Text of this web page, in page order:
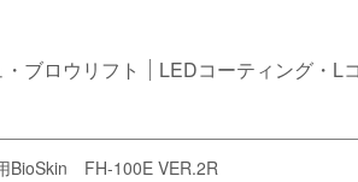
ブロウリフト LEDコーティング・L
BioSkin FH-100E VER.2R